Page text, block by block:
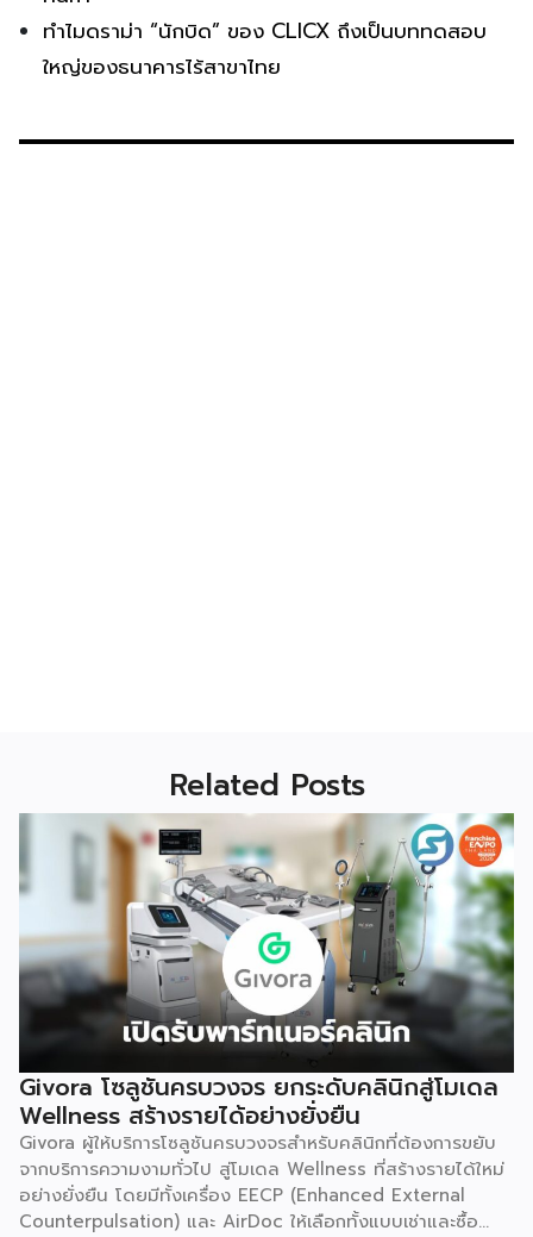
ทำไมดราม่า “นักบิด” ของ CLICX ถึงเป็นบททดสอบ
ใหญ่ของธนาคารไร้สาขาไทย
Related Posts
Givora โซลูชันครบวงจร ยกระดับคลินิกสู่โมเดล
Wellness สร้างรายได้อย่างยั่งยืน
Givora ผู้ให้บริการโซลูชันครบวงจรสำหรับคลินิกที่ต้องการขยับ
จากบริการความงามทั่วไป สู่โมเดล Wellness ที่สร้างรายได้ใหม่
อย่างยั่งยืน โดยมีทั้งเครื่อง EECP (Enhanced External
Counterpulsation) และ AirDoc ให้เลือกทั้งแบบเช่าและซื้อ